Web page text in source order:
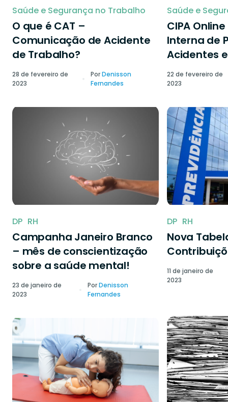
Saúde e Segurança no Trabalho
O que é CAT –
Comunicação de Acidente
de Trabalho?
28 de fevereiro de
2023
PorDenisson
Fernandes
Saúde e
CIPA
Interna de
Acidentes
22 de fevereiro de
2023
DP RH
Campanha Janeiro Branco
– mês de conscientização
sobre a saúde mental!
23 de janeiro de
2023
PorDenisson
Fernandes
DP RH
Nova
11 de janeiro de
2023